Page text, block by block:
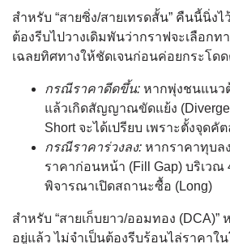
สำหรับ “สายซิ่ง/สายเทรดสั้น” คืนนี้นิ่ง
ต้องรีบไปวางเดิมพันว่ากราฟจะเลือกท
เฉลยทิศทางให้ชัดเจนก่อนค่อยกระโด
กรณีราคาดีดขึ้น: หากพุ่งชนแนว
แล้วเกิดสัญญาณขัดแย้ง
Short จะได้เปรียบ เพราะตั้งจุด
กรณีราคาร่วงลง: หากราคาทุบล
ราคาก่อนหน้า (Fill Gap) บริเวณ
พิจารณาเปิดสถานะซื้อ (Long)
สำหรับ “สายเก็บยาว/ออมทอง
อยู่แล้ว ไม่จำเป็นต้องรีบร้อนไล่ราคาใ